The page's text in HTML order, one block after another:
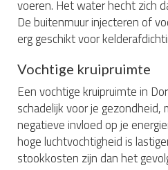
voeren. Het water hecht zich
De buitenmuur injecteren of
erg geschikt voor
Vochtige kruipruimte
Een vochtige kruipruimte in
schadelijk voor je
negatieve invloed op je
hoge luchtvochtigheid is
stookkosten zijn dan het